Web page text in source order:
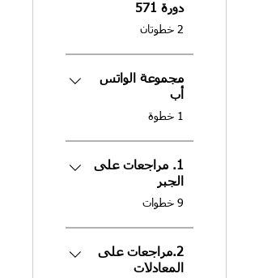
دورة 571
.2 خطوتان
مجموعة الواتس
أب
.
1 خطوة
1. مراجعات على
الجبر
.9 خطوات
2.مراجعات على
المعادلات